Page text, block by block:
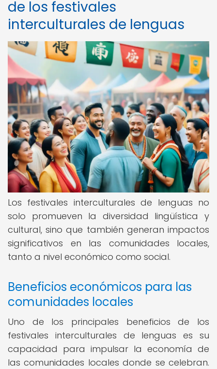
de los festivales
interculturales de lenguas
Los festivales interculturales de lenguas no
solo promueven la diversidad lingüística y
cultural, sino que también generan impactos
significativos en las comunidades locales,
tanto a nivel económico como social.
Beneficios económicos para las
comunidades locales
Uno de los principales beneficios de los
festivales interculturales de lenguas es su
capacidad para impulsar la economía de
las comunidades locales donde se celebran.